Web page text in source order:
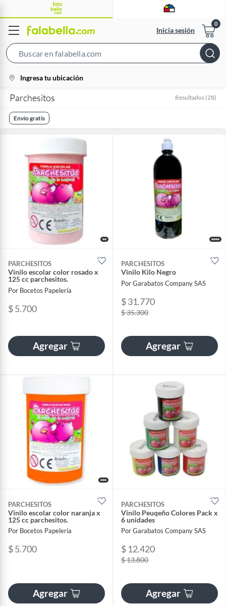
Inicia sesión
Bar
location-
icon
Ingresa tu ubicación
Parchesitos Resultados (28)
Envío gratis
PARCHESITOS
Vinilo escolar color rosado x
125 cc parchesitos.
Por Bocetos Papelería
$ 5.700
Agregar
PARCHESITOS
Vinilo Kilo Negro
Por Garabatos Company SAS
$ 31.770
$ 35.300
Agregar
PARCHESITOS
Vinilo escolar color naranja x
125 cc parchesitos.
Por Bocetos Papelería
$ 5.700
Agregar
PARCHESITOS
Vinilo Peuqeño Colores Pack x
6 unidades
Por Garabatos Company SAS
$ 12.420
$ 13.800
Agregar